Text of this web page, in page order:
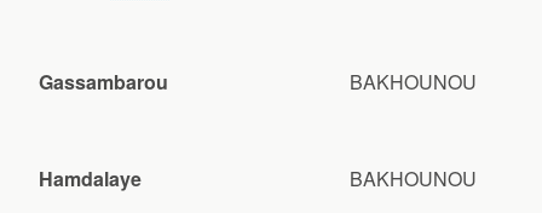
Gassambarou BAKHOUNOU
Hamdalaye BAKHOUNOU